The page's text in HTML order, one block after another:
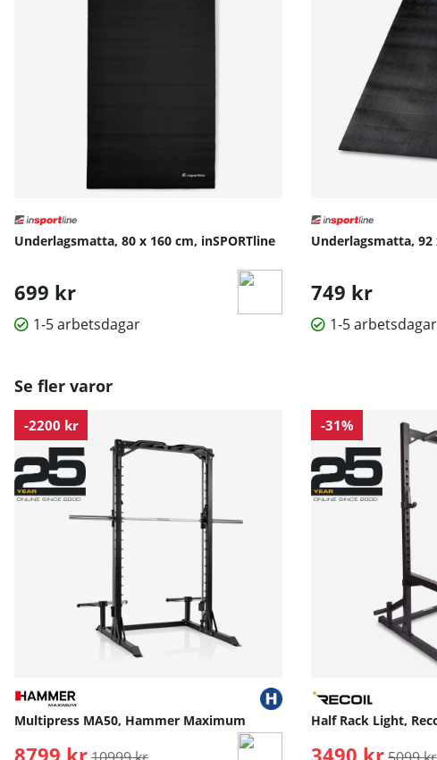
Underlagsmatta, 80 x 160 cm, inSPORTline
699 kr
1-5 arbetsdagar
Underlagsmatta, 92
749 kr
1-5 arbetsdagar
Se fler varor
-2200 kr
Multipress MA50, Hammer Maximum
Ordinarie pris:
-31%
Half Rack Light,